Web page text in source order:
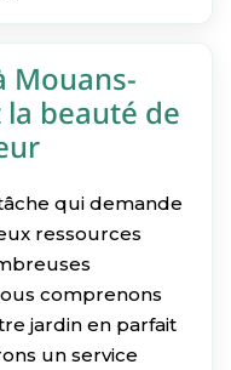
Mouans-
la beauté de
qui demande
ressources
comprenons
jardin en parfait
un service